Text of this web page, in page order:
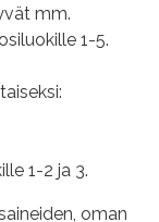
mm.
1-5.
1-2 ja 3.
oman